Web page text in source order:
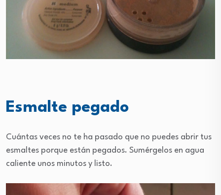
Esmalte pegado
Cuántas veces no te ha pasado que no puedes abrir tus
esmaltes porque están pegados. Sumérgelos en agua
caliente unos minutos y listo.